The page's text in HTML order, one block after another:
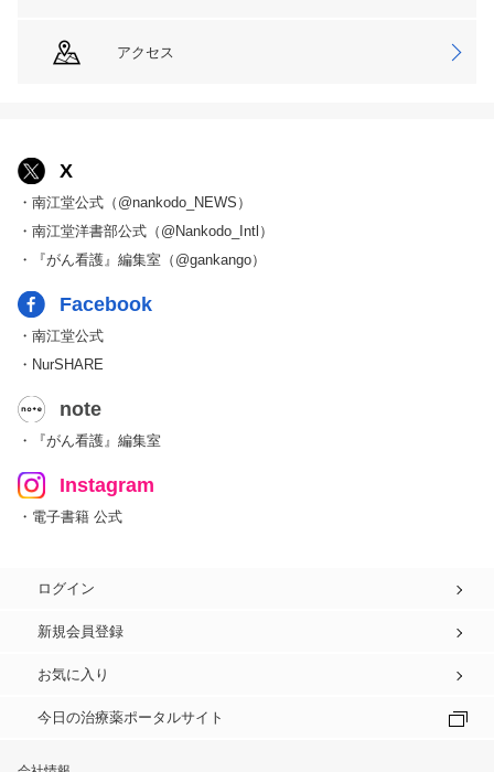
アクセス
X
・南江堂公式（@nankodo_NEWS）
・南江堂洋書部公式（@Nankodo_Intl）
・『がん看護』編集室（@gankango）
Facebook
・南江堂公式
・NurSHARE
note
・『がん看護』編集室
Instagram
・電子書籍 公式
ログイン
新規会員登録
お気に入り
今日の治療薬ポータルサイト